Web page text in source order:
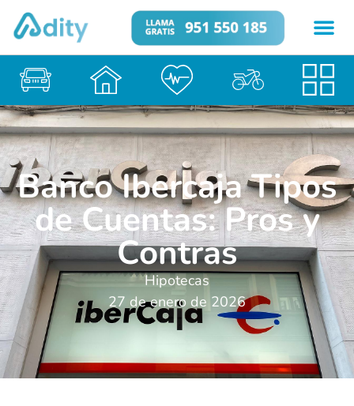
Banco Ibercaja Tipos
de Cuentas: Pros y
Contras
Hipotecas
27 de enero de 2026